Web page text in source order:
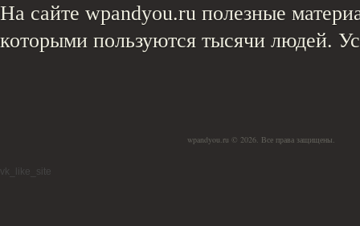
На сайте wpandyou.ru полезные
которыми пользуются тысячи людей.
wpandyou.ru © 2026. Все права защищены.
vk_like_site